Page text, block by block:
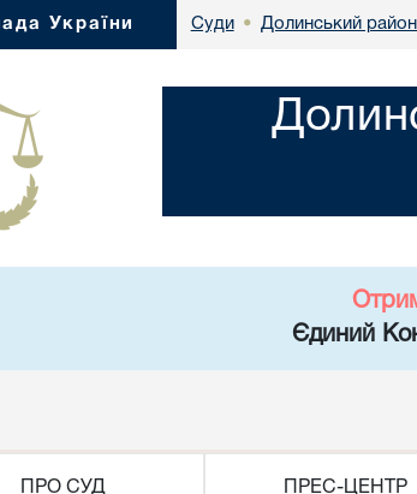
України Суди • Долинський
Єдиний
ПРО СУД ПРЕС-ЦЕНТР